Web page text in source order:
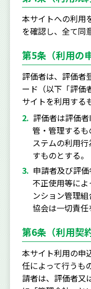
本サイトへの利用
を確認し、全て同
第5条（利用の
評価者は、評価者
ード（以下「評価
サイトを利用する
評価者は評価
管・管理する
ステムの利用
すものとする。
申請者及び評価
不正使用等に
ンション管理組
協会は一切責任
第6条（利用契
本サイト利用の申
任によって行うも
請者は、評価者又